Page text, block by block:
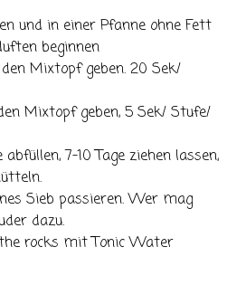
und in einer Pfanne ohne Fett
beginnen
Mixtopf geben. 20 Sek/
Mixtopf geben, 5 Sek/ Stufe/
7-10 Tage ziehen lassen,
Sieb passieren. Wer mag
dazu.
rocks mit Tonic Water